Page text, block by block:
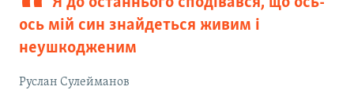
ось мій син знайдеться живим і
неушкодженим
Руслан Сулейманов